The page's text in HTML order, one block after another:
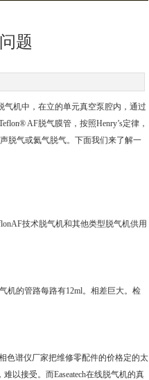
题
机中，在立的单元真空泵腔内，通过
AF脱气膜管，按照Henry’s定律，
脱气或氦气脱气。下面我们来了解一
技术脱气机和其他类型脱气机供用
机的管路每路有12ml。相差巨大。检
色谱仪厂家把维修零配件的价格定的太
以接受。而Easeatech在线脱气机的真